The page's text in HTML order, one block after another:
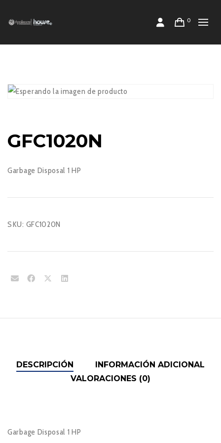
0
GFC1020N
Garbage Disposal 1 HP
SKU: GFC1020N
DESCRIPCIÓN
INFORMACIÓN ADICIONAL
VALORACIONES (0)
Garbage Disposal 1 HP